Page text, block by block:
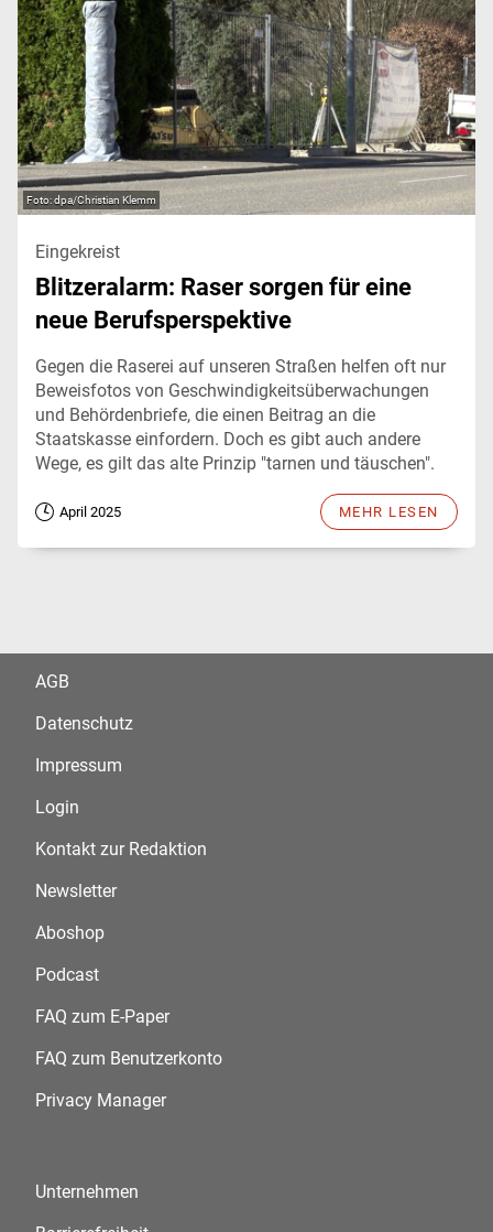
dpa/Christian Klemm
Eingekreist
Blitzeralarm: Raser sorgen für eine
neue Berufsperspektive
Gegen die Raserei auf unseren Straßen helfen oft nur
Beweisfotos von Geschwindigkeitsüberwachungen
und Behördenbriefe, die einen Beitrag an die
Staatskasse einfordern. Doch es gibt auch andere
Wege, es gilt das alte Prinzip "tarnen und täuschen".
April 2025 MEHR LESEN
AGB
Datenschutz
Impressum
Login
Kontakt zur Redaktion
Newsletter
Aboshop
Podcast
FAQ zum E-Paper
FAQ zum Benutzerkonto
Privacy Manager
Unternehmen